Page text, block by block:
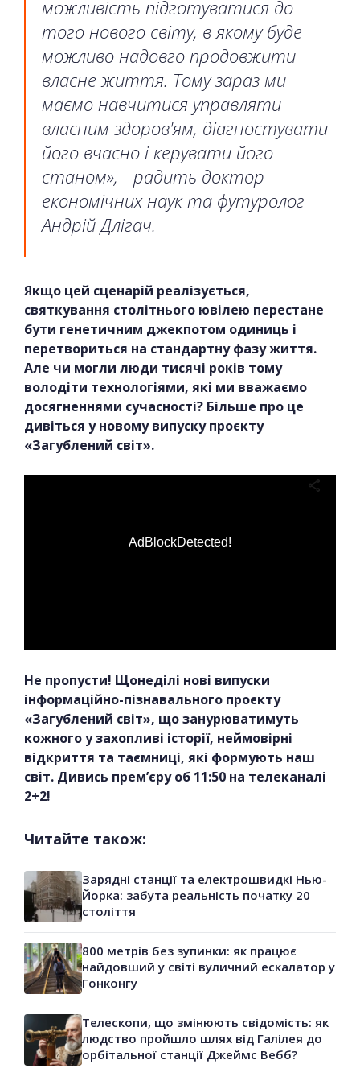
можливість підготуватися до
того нового світу, в якому буде
можливо надовго продовжити
власне життя. Тому зараз ми
маємо навчитися управляти
власним здоров'ям, діагностувати
його вчасно і керувати його
станом», - радить доктор
економічних наук та футуролог
Андрій Длігач.
Якщо цей сценарій реалізується,
святкування столітнього ювілею перестане
бути генетичним джекпотом одиниць і
перетвориться на стандартну фазу життя.
Але чи могли люди тисячі років тому
володіти технологіями, які ми вважаємо
досягненнями сучасності? Більше про це
дивіться у новому випуску проєкту
«Загублений світ».
AdBlockDetected!
Не пропусти! Щонеділі нові випуски
інформаційно-пізнавального проєкту
«Загублений світ», що занурюватимуть
кожного у захопливі історії, неймовірні
відкриття та таємниці, які формують наш
світ. Дивись прем’єру об 11:50 на телеканалі
2+2!
Читайте також:
Зарядні станції та електрошвидкі Нью-
Йорка: забута реальність початку 20
століття
800 метрів без зупинки: як працює
найдовший у світі вуличний ескалатор у
Гонконгу
Телескопи, що змінюють свідомість: як
людство пройшло шлях від Галілея до
орбітальної станції Джеймс Вебб?